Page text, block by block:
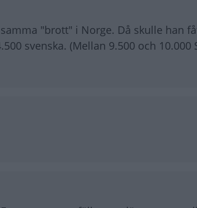
"brott" i Norge. Då skulle han
svenska. (Mellan 9.500 och 10.000